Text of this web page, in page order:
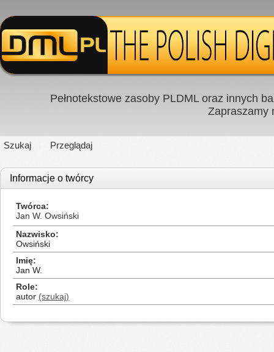
Pełnotekstowe zasoby PLDML oraz innych
Zapraszamy
Szukaj Przeglądaj
Informacje o twórcy
Twórca
Jan W. Owsiński
Nazwisko
Owsiński
Imię
Jan W.
Role
autor (szukaj)